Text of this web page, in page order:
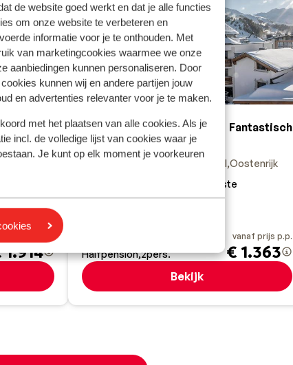
de website goed werkt en dat je alle functies
om onze website te verbeteren en
informatie voor je te onthouden. Met
van marketingcookies waarmee we onze
aanbiedingen kunnen personaliseren. Door
kunnen wij en andere partijen jouw
en advertenties relevanter voor je te maken.
met het plaatsen van alle cookies. Als je
incl. de volledige lijst van cookies waar je
Je kunt op elk moment je voorkeuren
1.914
Fantastisch
Hotel Alpenland
Obergurgl-Hochgurgl Oostenrijk
Slechts 100 meter van de piste
Fantastische keuken
Halfpension 2pers.
vanaf prijs p.p.
€ 1.363
Bekijk